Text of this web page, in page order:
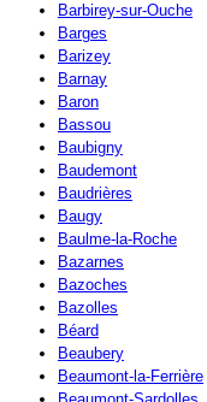
Barbirey-sur-Ouche
Barges
Barizey
Barnay
Baron
Bassou
Baubigny
Baudemont
Baudrières
Baugy
Baulme-la-Roche
Bazarnes
Bazoches
Bazolles
Béard
Beaubery
Beaumont-la-Ferrière